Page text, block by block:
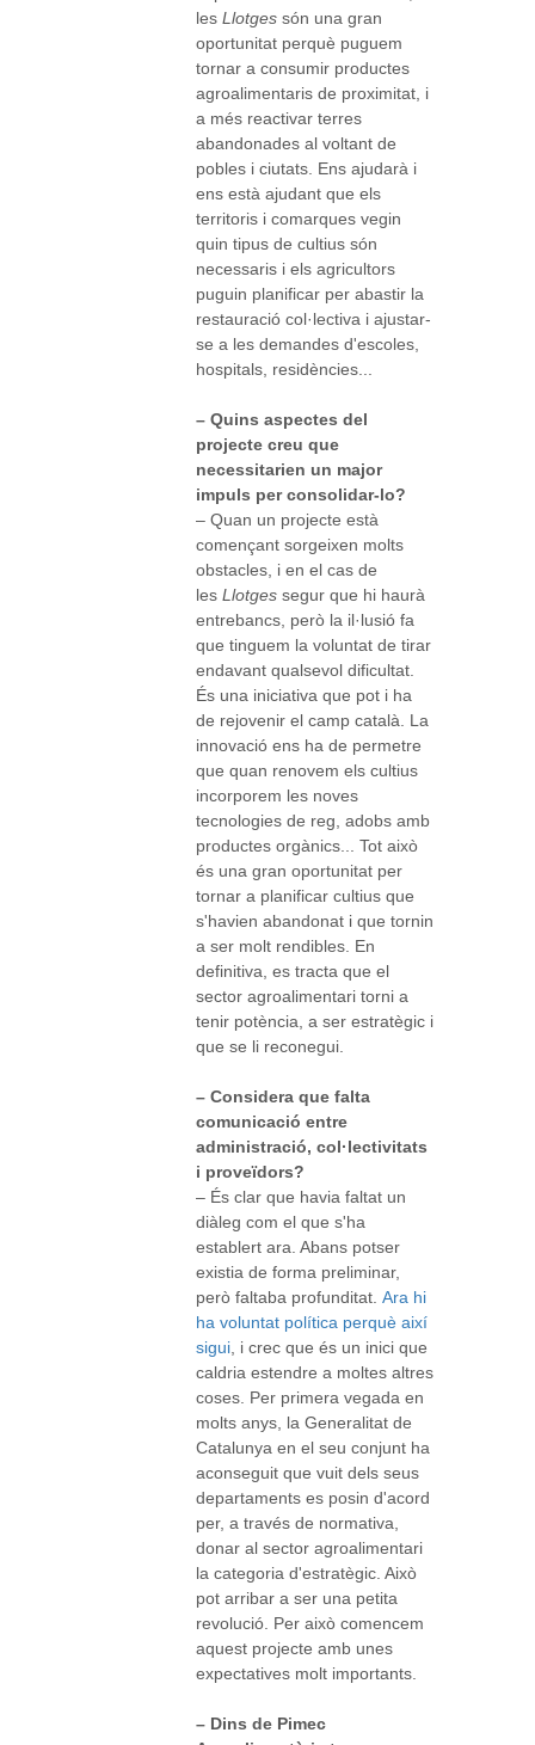
les Llotges són una gran
oportunitat perquè puguem
tornar a consumir productes
agroalimentaris de proximitat, i
a més reactivar terres
abandonades al voltant de
pobles i ciutats. Ens ajudarà i
ens està ajudant que els
territoris i comarques vegin
quin tipus de cultius són
necessaris i els agricultors
puguin planificar per abastir la
restauració col·lectiva i ajustar-
se a les demandes d'escoles,
hospitals, residències...
– Quins aspectes del
projecte creu que
necessitarien un major
impuls per consolidar-lo?
– Quan un projecte està
començant sorgeixen molts
obstacles, i en el cas de
les Llotges segur que hi haurà
entrebancs, però la il·lusió fa
que tinguem la voluntat de tirar
endavant qualsevol dificultat.
És una iniciativa que pot i ha
de rejovenir el camp català. La
innovació ens ha de permetre
que quan renovem els cultius
incorporem les noves
tecnologies de reg, adobs amb
productes orgànics... Tot això
és una gran oportunitat per
tornar a planificar cultius que
s'havien abandonat i que tornin
a ser molt rendibles. En
definitiva, es tracta que el
sector agroalimentari torni a
tenir potència, a ser estratègic i
que se li reconegui.
– Considera que falta
comunicació entre
administració, col·lectivitats
i proveïdors?
– És clar que havia faltat un
diàleg com el que s'ha
establert ara. Abans potser
existia de forma preliminar,
però faltaba profunditat. Ara hi
ha voluntat política perquè així
sigui , i crec que és un inici que
caldria estendre a moltes altres
coses. Per primera vegada en
molts anys, la Generalitat de
Catalunya en el seu conjunt ha
aconseguit que vuit dels seus
departaments es posin d'acord
per, a través de normativa,
donar al sector agroalimentari
la categoria d'estratègic. Això
pot arribar a ser una petita
revolució. Per això comencem
aquest projecte amb unes
expectatives molt importants.
– Dins de Pimec